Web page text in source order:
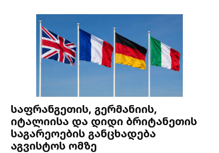
საფრანგეთის, გერმანიის,
იტალიისა და დიდი ბრიტანეთის
საგარეოების განცხადება
აგვისტოს ომზე